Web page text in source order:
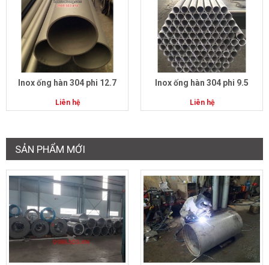
Inox ống hàn 304 phi 12.7
Liên hệ
Inox ống hàn 304 phi 9.5
Liên hệ
SẢN PHẨM MỚI